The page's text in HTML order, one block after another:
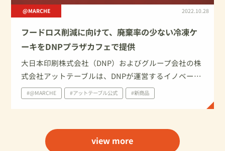
@MARCHE 2022.10.28
フードロス削減に向けて、廃棄率の少ない冷凍ケ
ーキをDNPプラザカフェで提供
大日本印刷株式会社（DNP）およびグループ会社の株
式会社アットテーブルは、DNPが運営するイノベーシ
ョン施設「DNPプラザ」（東京都新宿区）内の「問い
カフェ」にて、ケーキ専門通販サイト「Cake.jp（ケ
供する人気スイーツ「10Mineets（テンミニーツ）」
の提供を2022年10月28日（金）に開始します。この商
#@MARCHE #アットテーブル公式 #新商品
view more